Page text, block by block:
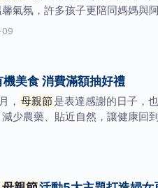
氣氛，許多孩子更陪同媽媽
美食 消費滿額抽好禮
， 母親節 是表達感謝的日子，
少農藥、貼近自然，讓健康回